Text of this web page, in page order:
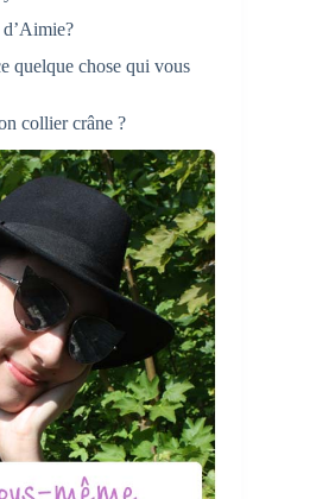
quelque chose qui vous
collier crâne ?